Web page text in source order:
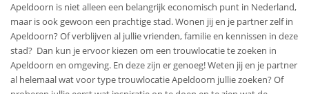
Apeldoorn is niet alleen een belangrijk economisch punt in Nederland,
maar is ook gewoon een prachtige stad. Wonen jij en je partner zelf in
Apeldoorn? Of verblijven al jullie vrienden, familie en kennissen in deze
stad? Dan kun je ervoor kiezen om een trouwlocatie te zoeken in
Apeldoorn en omgeving. En deze zijn er genoeg! Weten jij en je partner
al helemaal wat voor type trouwlocatie Apeldoorn jullie zoeken? Of